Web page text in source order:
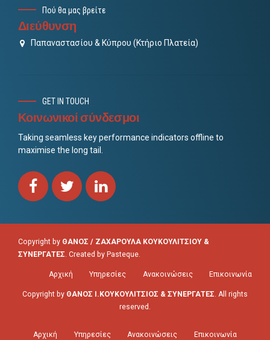
Πού θα μας βρείτε
Διεύθυνση
Παπαναστασίου & Κύπρου (Κτήριο Πλατεία)
GET IN TOUCH
Κοινωνικοί σύνδεσμοι
Taking seamless key performance indicators offline to
maximise the long tail.
Copyright by ΘΑΝΟΣ / ΖΑΧΑΡΟΥΛΑ ΚΟΥΚΟΥΛΙΤΣΙΟΥ &
ΣΥΝΕΡΓΑΤΕΣ. Created by Pasteque.
Αρχική Υπηρεσίες Ανακοινώσεις Επικοινωνία
Copyright by ΘΑΝΟΣ Ι.ΚΟΥΚΟΥΛΙΤΣΙΟΣ & ΣΥΝΕΡΓΑΤΕΣ. All rights
reserved.
Αρχική Υπηρεσίες Ανακοινώσεις Επικοινωνία